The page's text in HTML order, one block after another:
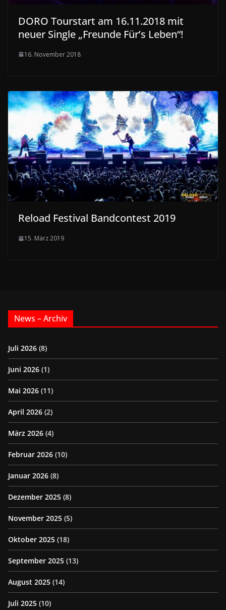
DORO Tourstart am 16.11.2018 mit
neuer Single „Freunde Für’s Leben“!
16. November 2018
Reload Festival Bandcontest 2019
15. März 2019
News – Archiv
Juli 2026 (8)
Juni 2026 (1)
Mai 2026 (11)
April 2026 (2)
März 2026 (4)
Februar 2026 (10)
Januar 2026 (8)
Dezember 2025 (8)
November 2025 (5)
Oktober 2025 (18)
September 2025 (13)
August 2025 (14)
Juli 2025 (10)